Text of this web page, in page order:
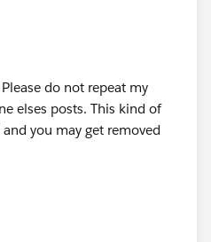
Please do not repeat my
elses posts. This kind of
you may get removed